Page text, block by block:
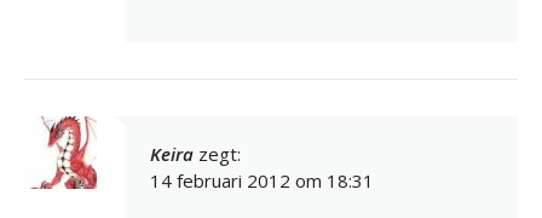
Keira zegt:
14 februari 2012 om 18:31